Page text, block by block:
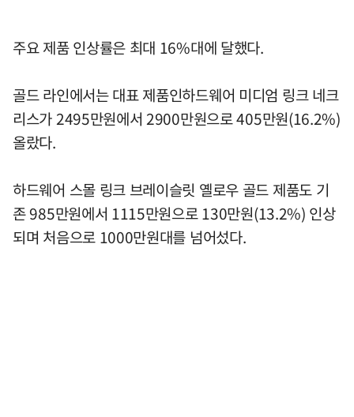
주요 제품 인상률은 최대 16%대에 달했다.
골드 라인에서는 대표 제품인하드웨어 미디엄 링크 네크
리스가 2495만원에서 2900만원으로 405만원(16.2%)
올랐다.
하드웨어 스몰 링크 브레이슬릿 옐로우 골드 제품도 기
존 985만원에서 1115만원으로 130만원(13.2%) 인상
되며 처음으로 1000만원대를 넘어섰다.